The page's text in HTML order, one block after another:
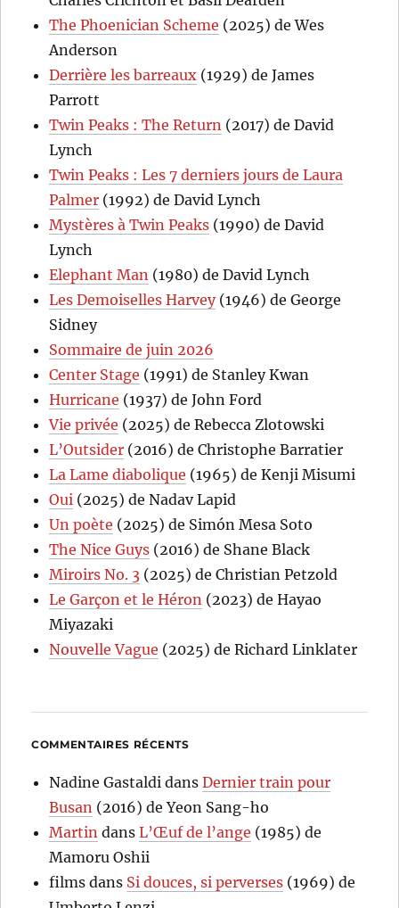
The Phoenician Scheme (2025) de Wes
Anderson
Derrière les barreaux (1929) de James
Parrott
Twin Peaks : The Return (2017) de David
Lynch
Twin Peaks : Les 7 derniers jours de Laura
Palmer (1992) de David Lynch
Mystères à Twin Peaks (1990) de David
Lynch
Elephant Man (1980) de David Lynch
Les Demoiselles Harvey(1946) de George
Sidney
Sommaire de juin 2026
Center Stage (1991) de Stanley Kwan
Hurricane (1937) de John Ford
Vie privée (2025) de Rebecca Zlotowski
L’Outsider (2016) de Christophe Barratier
La Lame diabolique (1965) de Kenji Misumi
Oui (2025) de Nadav Lapid
Un poète (2025) de Simón Mesa Soto
The Nice Guys (2016) de Shane Black
Miroirs No. 3 (2025) de Christian Petzold
Le Garçon et le Héron (2023) de Hayao
Miyazaki
Nouvelle Vague (2025) de Richard Linklater
COMMENTAIRES RÉCENTS
Nadine Gastaldi dansDernier train pour
Busan (2016) de Yeon Sang-ho
Martin dansL’Œuf de l’ange (1985) de
Mamoru Oshii
films dans Si douces, si perverses (1969) de